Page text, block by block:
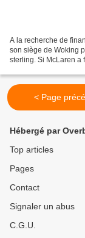
A la recherche de
son siège de Woking
sterling. Si McLaren a
< Page
Hébergé par
Top articles
Pages
Contact
Signaler un abus
C.G.U.